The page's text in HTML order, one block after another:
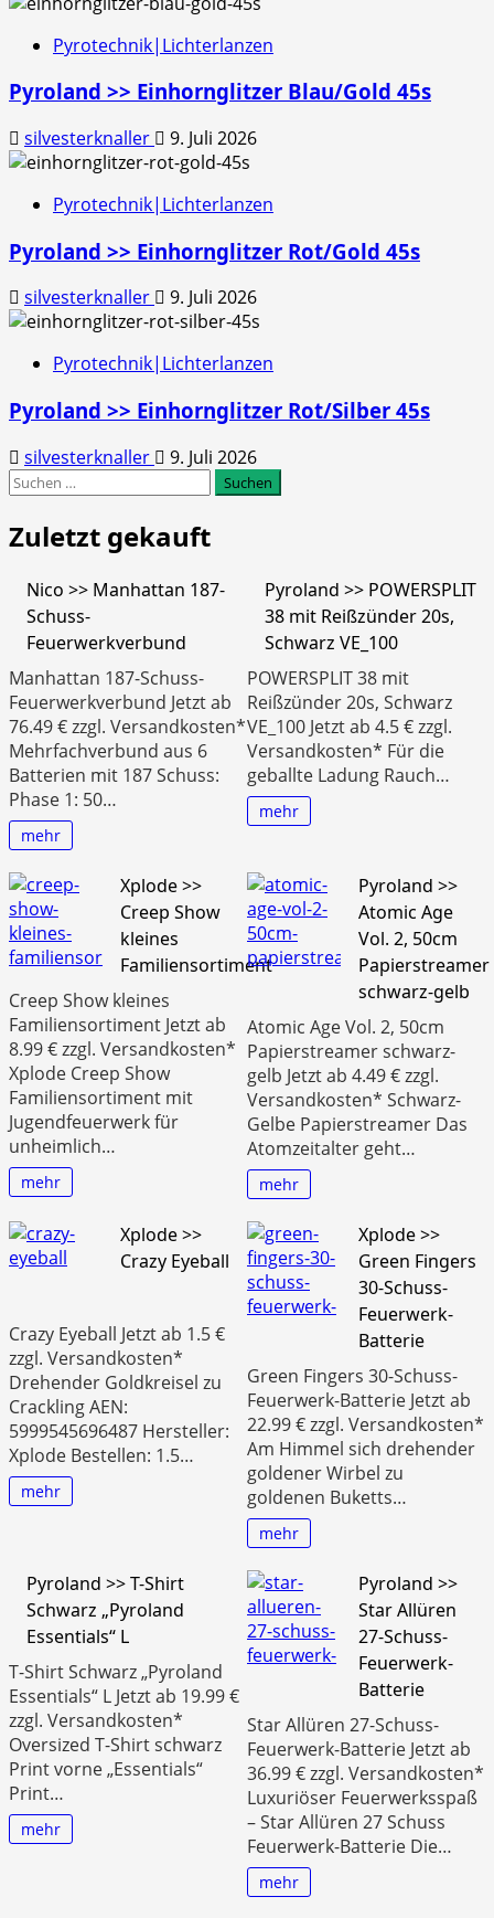
Pyrotechnik|Lichterlanzen
Pyroland >> Einhornglitzer Blau/Gold 45s
silvesterknaller 9. Juli 2026
Pyrotechnik|Lichterlanzen
Pyroland >> Einhornglitzer Rot/Gold 45s
silvesterknaller 9. Juli 2026
Pyrotechnik|Lichterlanzen
Pyroland >> Einhornglitzer Rot/Silber 45s
silvesterknaller
9. Juli 2026
Suchen
Zuletzt gekauft
Nico >> Manhattan 187-
Schuss-
Feuerwerkverbund
Manhattan 187-Schuss-
Feuerwerkverbund Jetzt ab
76.49 € zzgl. Versandkosten*
Mehrfachverbund aus 6
Batterien mit 187 Schuss:
Phase 1: 50…
mehr
Pyroland >> POWERSPLIT
38 mit Reißzünder 20s,
Schwarz VE_100
POWERSPLIT 38 mit
Reißzünder 20s, Schwarz
VE_100 Jetzt ab 4.5 € zzgl.
Versandkosten* Für die
geballte Ladung Rauch…
mehr
Xplode >>
Creep Show
kleines
Familiensortiment
Creep Show kleines
Familiensortiment Jetzt ab
8.99 € zzgl. Versandkosten*
Xplode Creep Show
Familiensortiment mit
Jugendfeuerwerk für
unheimlich…
mehr
Pyroland >>
Atomic Age
Vol. 2, 50cm
Papierstreamer
schwarz-gelb
Atomic Age Vol. 2, 50cm
Papierstreamer schwarz-
gelb Jetzt ab 4.49 € zzgl.
Versandkosten* Schwarz-
Gelbe Papierstreamer Das
Atomzeitalter geht…
mehr
Xplode >>
Crazy Eyeball
Crazy Eyeball Jetzt ab 1.5 €
zzgl. Versandkosten*
Drehender Goldkreisel zu
Crackling AEN:
5999545696487 Hersteller:
Xplode Bestellen: 1.5…
mehr
Xplode >>
Green Fingers
30-Schuss-
Feuerwerk-
Batterie
Green Fingers 30-Schuss-
Feuerwerk-Batterie Jetzt ab
22.99 € zzgl. Versandkosten*
Am Himmel sich drehender
goldener Wirbel zu
goldenen Buketts…
mehr
Pyroland >> T-Shirt
Schwarz „Pyroland
Essentials“ L
T-Shirt Schwarz „Pyroland
Essentials“ L Jetzt ab 19.99 €
zzgl. Versandkosten*
Oversized T-Shirt schwarz
Print vorne „Essentials“
Print…
mehr
Pyroland >>
Star Allüren
27-Schuss-
Feuerwerk-
Batterie
Star Allüren 27-Schuss-
Feuerwerk-Batterie Jetzt ab
36.99 € zzgl. Versandkosten*
Luxuriöser Feuerwerksspaß
– Star Allüren 27 Schuss
Feuerwerk-Batterie Die…
mehr